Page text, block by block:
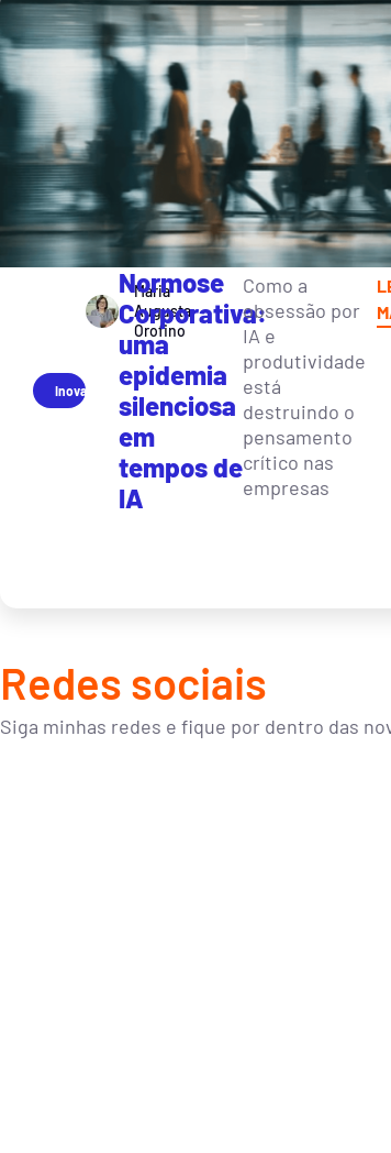
Inovação
Maria
Augusta
Orofino
Normose
Corporativa:
uma
epidemia
silenciosa
em
tempos de
IA
Como a
obsessão por
IA e
produtividade
está
destruindo o
pensamento
crítico nas
empresas
Redes sociais
Siga minhas redes e fique por dentro das